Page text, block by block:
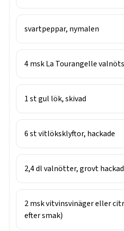
svartpeppar, nymalen
4mskLa Tourangelle
1stgul lök, skivad
6stvitlöksklyftor, hackade
2,4dlvalnötter, grovt
2mskvitvinsvinäger eller
efter smak)